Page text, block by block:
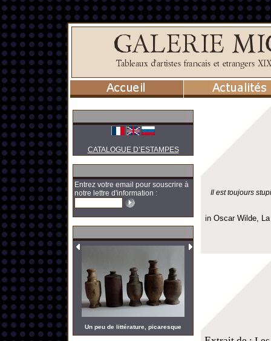
CATALOGUE D’ESTAMPES
Entrez votre email pour souscrire à
notre lettre d'information :
Un peu de littérature, picaresque
Il est toujours
in Oscar Wilde,